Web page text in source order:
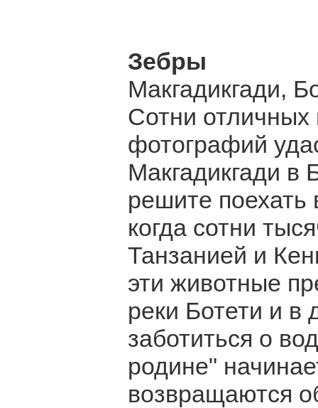
Зебры
Макгадикгади,
Сотни
фотографий
Макгадикгади в
решите поехать
когда сотни
Танзанией и
эти животные
реки Ботети и в
заботиться о
родине"
возвращаются